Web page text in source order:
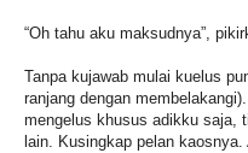
“Oh tahu aku maksudnya”,
Tanpa kujawab mulai kuelus
ranjang dengan
mengelus khusus adikku saja,
lain. Kusingkap pelan